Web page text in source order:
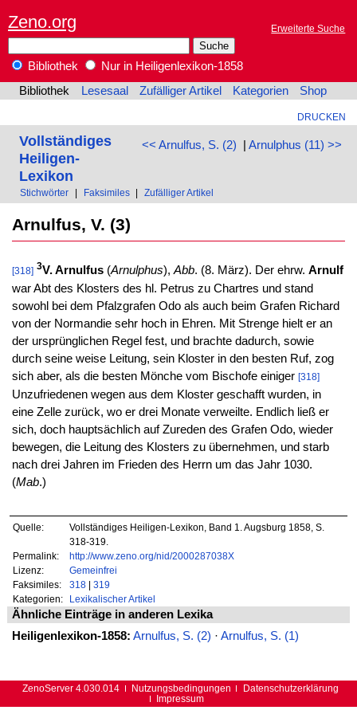
Zeno.org Erweiterte Suche
Bibliothek
Nur in Heiligenlexikon-1858
Bibliothek
Lesesaal Zufälliger Artikel Kategorien Shop
DRUCKEN
<< Arnulfus, S. (2) | Arnulphus (11) >>
Vollständiges
Heiligen-
Lexikon
Stichwörter Faksimiles Zufälliger Artikel
Arnulfus, V. (3)
[318] 3V. Arnulfus(Arnulphus),Abb. (8. März). Der ehrw. Arnulf
war Abt des Klosters des hl. Petrus zu Chartres und stand
sowohl bei dem Pfalzgrafen Odo als auch beim Grafen Richard
von der Normandie sehr hoch in Ehren. Mit Strenge hielt er an
der ursprünglichen Regel fest, und brachte dadurch, sowie
durch seine weise Leitung, sein Kloster in den besten Ruf, zog
sich aber, als die besten Mönche vom Bischofe einiger [318]
Unzufriedenen wegen aus dem Kloster geschafft wurden, in
eine Zelle zurück, wo er drei Monate verweilte. Endlich ließ er
sich, doch hauptsächlich auf Zureden des Grafen Odo, wieder
bewegen, die Leitung des Klosters zu übernehmen, und starb
nach drei Jahren im Frieden des Herrn um das Jahr 1030.
(Mab.)
Quelle:
Vollständiges Heiligen-Lexikon, Band 1. Augsburg 1858, S.
318-319.
Permalink:
http://www.zeno.org/nid/2000287038X
Lizenz:
Gemeinfrei
Faksimiles:
318| 319
Kategorien:
Lexikalischer Artikel
Ähnliche Einträge in anderen Lexika
Heiligenlexikon-1858: Arnulfus, S. (2) · Arnulfus, S. (1)
ZenoServer 4.030.014 Nutzungsbedingungen
Datenschutzerklärung
Impressum